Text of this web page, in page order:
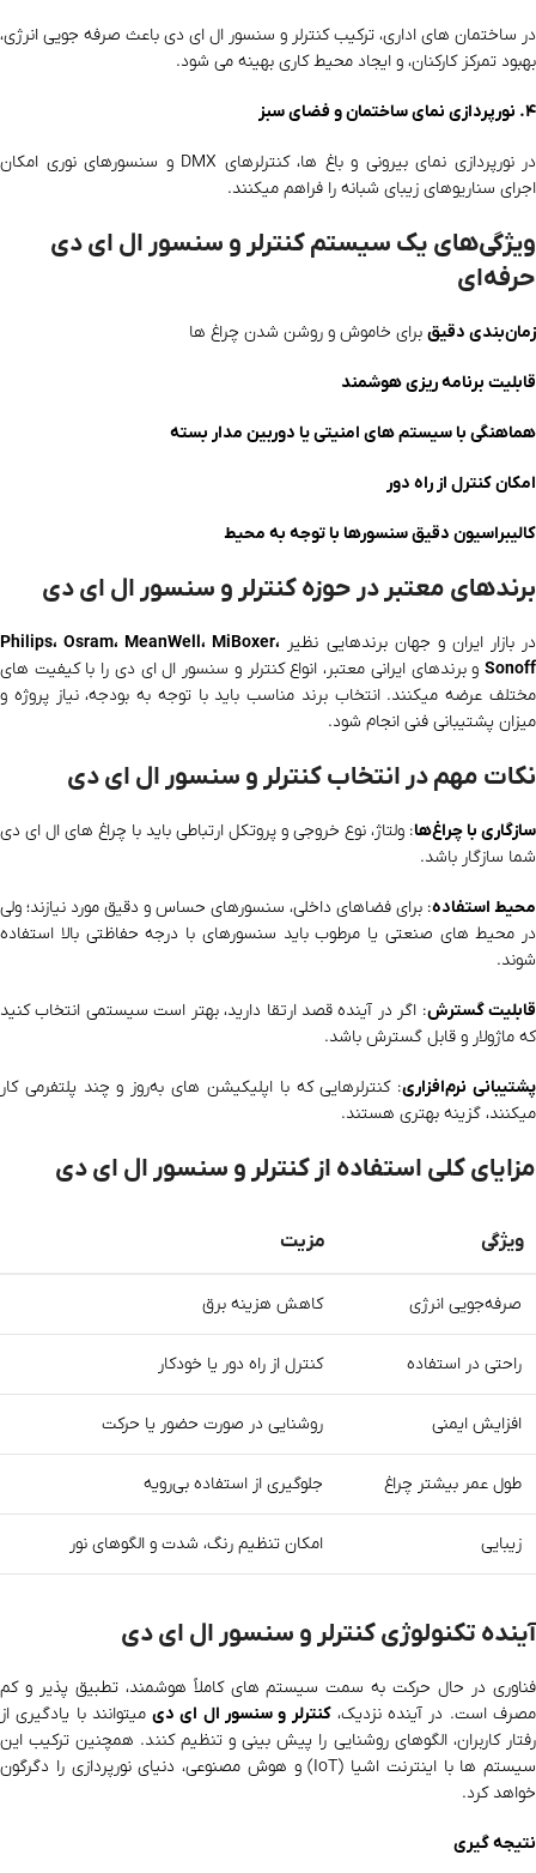
در ساختمان‌ های اداری، ترکیب کنترلر و سنسور ال ای دی باعث صرفه‌ جویی انرژی،
بهبود تمرکز کارکنان، و ایجاد محیط کاری بهینه می‌ شود.
۴. نورپردازی نمای ساختمان و فضای سبز
در نورپردازی نمای بیرونی و باغ‌ ها، کنترلرهای DMX و سنسورهای نوری امکان
اجرای سناریوهای زیبای شبانه را فراهم میکنند.
ویژگی‌های یک سیستم کنترلر و سنسور ال ای دی
حرفه‌ای
زمان‌بندی دقیق برای خاموش و روشن شدن چراغ‌ ها
قابلیت برنامه‌ ریزی هوشمند
هماهنگی با سیستم‌ های امنیتی یا دوربین مدار بسته
امکان کنترل از راه دور
کالیبراسیون دقیق سنسورها با توجه به محیط
برندهای معتبر در حوزه کنترلر و سنسور ال ای دی
در بازار ایران و جهان برندهایی نظیر Philips، Osram، MeanWell، MiBoxer،
Sonoff و برندهای ایرانی معتبر، انواع کنترلر و سنسور ال ای دی را با کیفیت‌ های
مختلف عرضه میکنند. انتخاب برند مناسب باید با توجه به بودجه، نیاز پروژه و
میزان پشتیبانی فنی انجام شود.
نکات مهم در انتخاب کنترلر و سنسور ال ای دی
سازگاری با چراغ‌ها: ولتاژ، نوع خروجی و پروتکل ارتباطی باید با چراغ‌ های ال ای دی
شما سازگار باشد.
محیط استفاده: برای فضاهای داخلی، سنسورهای حساس و دقیق مورد نیازند؛ ولی
در محیط‌ های صنعتی یا مرطوب باید سنسورهای با درجه حفاظتی بالا استفاده
شوند.
قابلیت گسترش: اگر در آینده قصد ارتقا دارید، بهتر است سیستمی انتخاب کنید
که ماژولار و قابل گسترش باشد.
پشتیبانی نرم‌افزاری: کنترلرهایی که با اپلیکیشن‌ های به‌روز و چند پلتفرمی کار
میکنند، گزینه بهتری هستند.
مزایای کلی استفاده از کنترلر و سنسور ال ای دی
ویژگی مزیت
صرفه‌جویی انرژی کاهش هزینه برق
راحتی در استفاده کنترل از راه دور یا خودکار
افزایش ایمنی روشنایی در صورت حضور یا حرکت
طول عمر بیشتر چراغ جلوگیری از استفاده بی‌رویه
زیبایی امکان تنظیم رنگ، شدت و الگوهای نور
آینده تکنولوژی کنترلر و سنسور ال ای دی
فناوری در حال حرکت به سمت سیستم‌ های کاملاً هوشمند، تطبیق‌ پذیر و کم‌
مصرف است. در آینده نزدیک،کنترلر و سنسور ال ای دیمیتوانند با یادگیری از
رفتار کاربران، الگوهای روشنایی را پیش‌ بینی و تنظیم کنند. همچنین ترکیب این
سیستم‌ ها با اینترنت اشیا (IoT) و هوش مصنوعی، دنیای نورپردازی را دگرگون
خواهد کرد.
نتیجه‌ گیری